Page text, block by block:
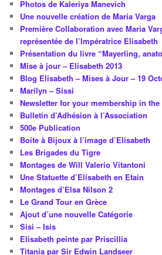
Photos de Kaleriya Manevich
Une nouvelle création de Maria Varga
Première Collaboration avec Maria
représentée de l’Impératrice Elisabeth
Présentation du livre “Mayerling,
Mise à jour – Elisabeth 2013
Blog Elisabeth – Mises à Jour – 19
Marilyn – Sissi
Newsletter for your membership in
Bulletin d’Adhésion à l’Association
500e Publication
Boite à Bijoux à l’image d’Elisabeth
Les Brigades du Tigre
Montages de Will Valerio Vitantoni
Une Statuette d’Elisabeth en Etain
Montages d’Elsa Nilson 2
Le Grand Tour en Grèce
Ajout d’une nouvelle Catégorie
Sisi – Isis
Elisabeth peinte par Priscillia
Titania par Sir Edwin Landseer